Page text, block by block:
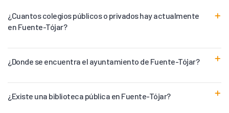
¿Cuantos colegios públicos o privados hay actualmente
en Fuente-Tójar?
¿Donde se encuentra el ayuntamiento de Fuente-Tójar?
¿Existe una biblioteca pública en Fuente-Tójar?